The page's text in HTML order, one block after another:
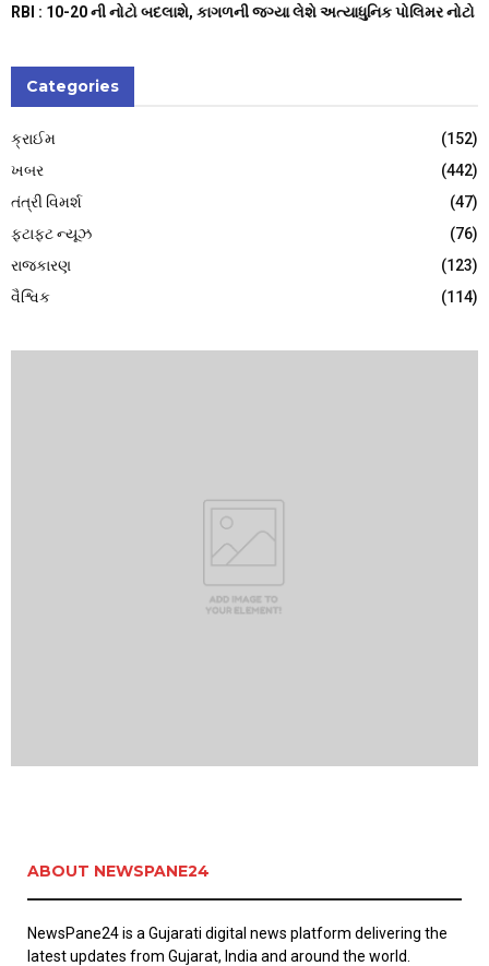
RBI : ₹10-20 ની નોટો બદલાશે, કાગળની જગ્યા લેશે અત્યાધુનિક પોલિમર નોટો
Categories
ક્રાઈમ
(152)
ખબર
(442)
તંત્રી વિમર્શ
(47)
ફટાફટ ન્યૂઝ
(76)
રાજકારણ
(123)
વૈશ્વિક
(114)
ABOUT NEWSPANE24
NewsPane24 is a Gujarati digital news platform delivering the
latest updates from Gujarat, India and around the world.